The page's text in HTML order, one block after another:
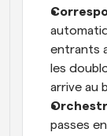
entrants
les
arrive au
passes